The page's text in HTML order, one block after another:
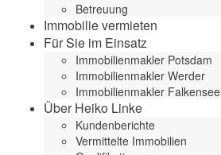
Betreuung
Immobilie vermieten
Für Sie im Einsatz
Immobilienmakler Potsdam
Immobilienmakler Werder
Immobilienmakler Falkensee
Über Heiko Linke
Kundenberichte
Vermittelte Immobilien